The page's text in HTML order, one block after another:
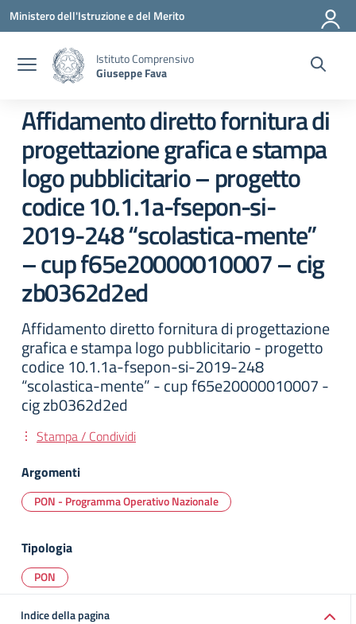
Vai ai contenuti
Vai al menu di navigazione
Vai al footer
Ministero dell'Istruzione e del Merito
Istituto Comprensivo
Giuseppe Fava
Affidamento diretto fornitura di
progettazione grafica e stampa
logo pubblicitario – progetto
codice 10.1.1a-fsepon-si-
2019-248 “scolastica-mente”
– cup f65e20000010007 – cig
zb0362d2ed
Affidamento diretto fornitura di progettazione
grafica e stampa logo pubblicitario - progetto
codice 10.1.1a-fsepon-si-2019-248
“scolastica-mente” - cup f65e20000010007 -
cig zb0362d2ed
Stampa / Condividi
Argomenti
PON - Programma Operativo Nazionale
Tipologia
PON
Indice della pagina